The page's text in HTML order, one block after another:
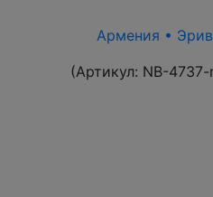
Армения •
(Артикул: NB-4737-